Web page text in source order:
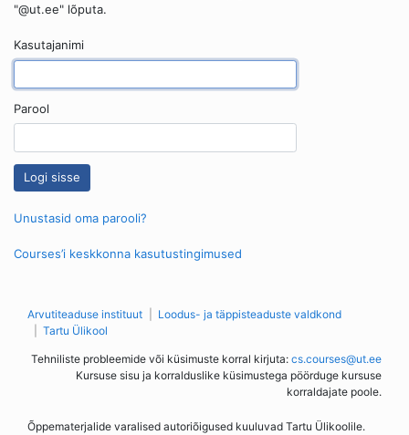
"@ut.ee" lõputa.
Kasutajanimi
Parool
Unustasid oma parooli?
Courses’i keskkonna kasutustingimused
Arvutiteaduse instituut
Loodus- ja täppisteaduste valdkond
Tartu Ülikool
Tehniliste probleemide või küsimuste korral kirjuta: cs.courses@ut.ee
Kursuse sisu ja korralduslike küsimustega pöörduge kursuse
korraldajate poole.
Õppematerjalide varalised autoriõigused kuuluvad Tartu Ülikoolile.